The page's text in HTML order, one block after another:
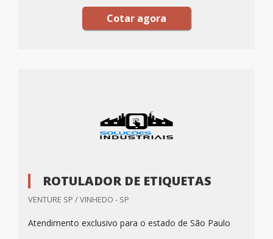
Cotar agora
ROTULADOR DE ETIQUETAS
VENTURE SP / VINHEDO - SP
Atendimento exclusivo para o estado de São Paulo